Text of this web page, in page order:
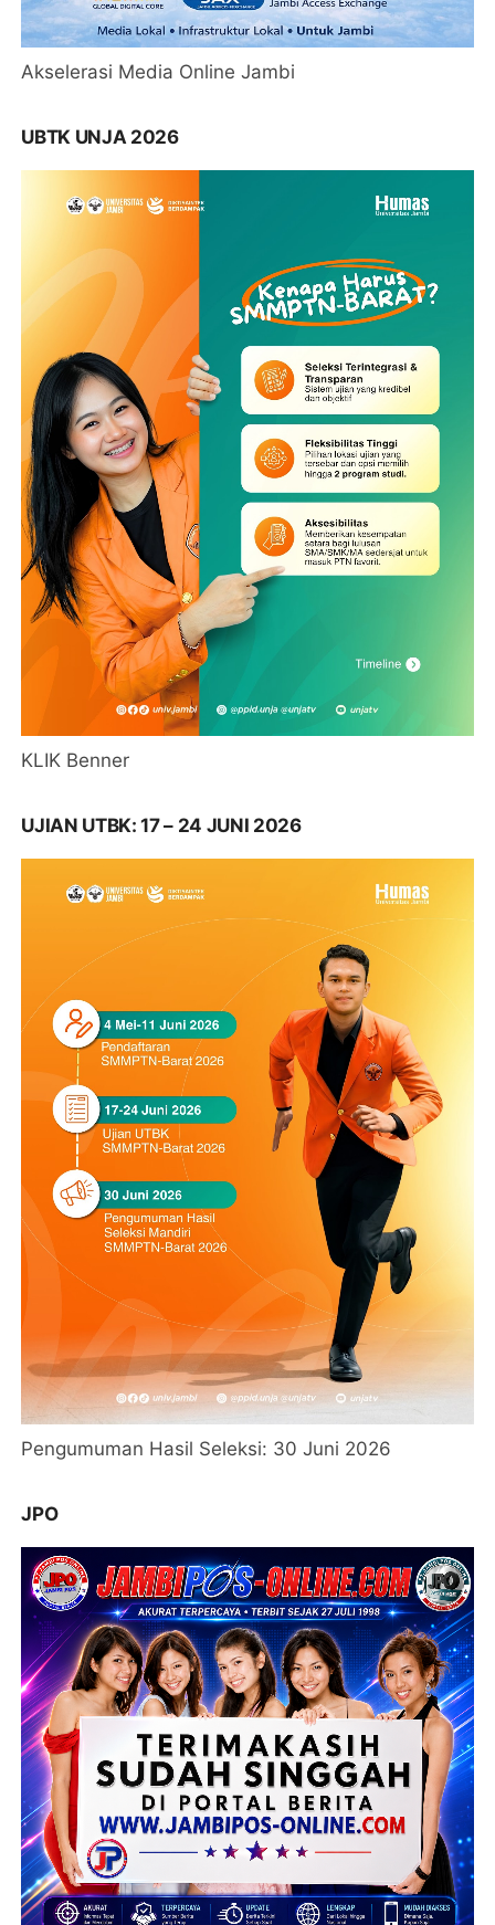
Akselerasi Media Online Jambi
UBTK UNJA 2026
KLIK Benner
UJIAN UTBK: 17 – 24 JUNI 2026
Pengumuman Hasil Seleksi: 30 Juni 2026
JPO